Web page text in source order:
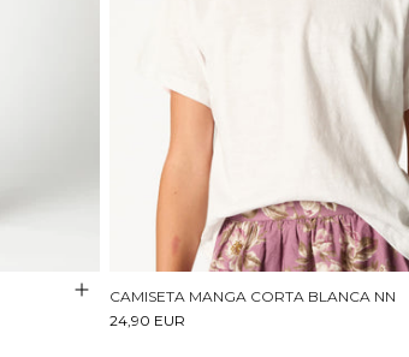
CAMISETA MANGA CORTA BLANCA NN
24,90 EUR